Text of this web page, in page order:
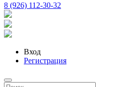
8 (926) 112-30-32
Вход
Регистрация